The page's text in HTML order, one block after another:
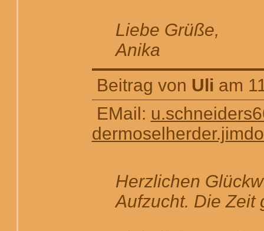
Liebe Grüße,
Anika
Beitrag von Uli am
EMail:
Herzlichen
Aufzucht. Die Zeit